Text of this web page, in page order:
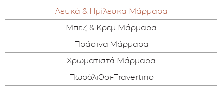
ΠΡΟΪΟΝΤΑ
ΕΦΑΡΜΟΓΕΣ
Λευκά & Ημίλευκα Μάρμαρα
Μπεζ & Κρεμ Μάρμαρα
Πράσινα Μάρμαρα
Χρωματιστά Μάρμαρα
Πωρόλιθοι-Travertino